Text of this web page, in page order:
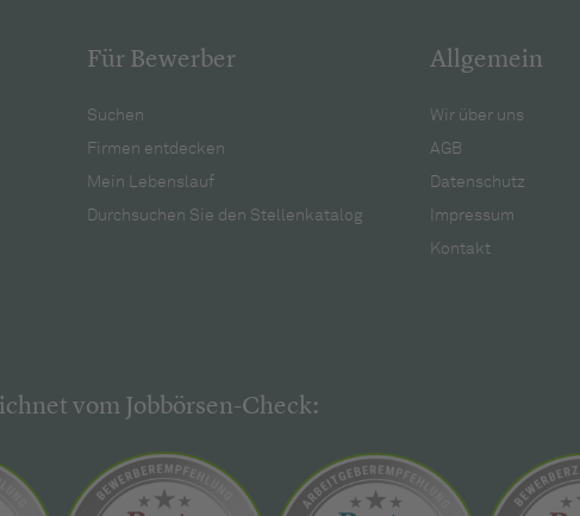
Für Bewerber
Suchen
Firmen entdecken
Mein Lebenslauf
Durchsuchen Sie den Stellenkatalog
Allgemein
Wir über uns
AGB
Datenschutz
Impressum
Kontakt
vom Jobbörsen-Check: